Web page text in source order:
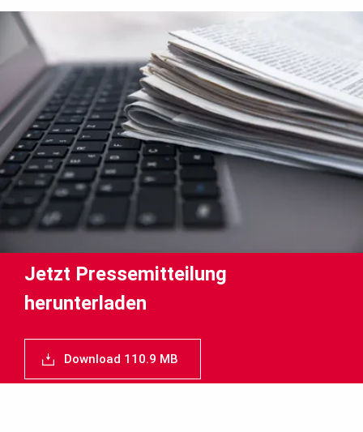
Medien
Text
Kontakt
Newsletter
Jetzt Pressemitteilung
herunterladen
Download 110.9 MB